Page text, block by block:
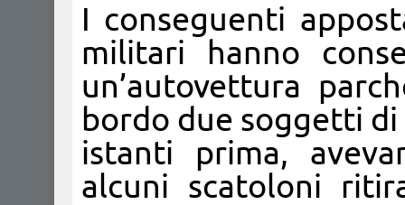
I conseguenti
militari hanno
un’autovettura
bordo due soggetti
istanti prima,
alcuni scatoloni